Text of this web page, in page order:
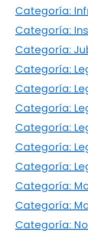
Categoría:
Categoría:
Categoría:
Categoría:
Categoría:
Categoría:
Categoría:
Categoría:
Categoría:
Categoría:
Categoría:
Categoría: